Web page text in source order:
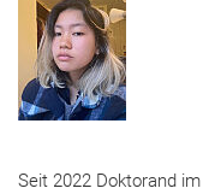
Seit 2022 Doktorand